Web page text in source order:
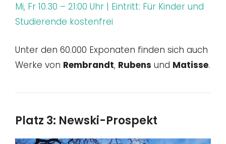
Mi, Fr 10.30 – 21:00 Uhr | Eintritt: Für Kinder und
Studierende kostenfrei
Unter den 60.000 Exponaten finden sich auch
Werke von Rembrandt, Rubens und Matisse.
Platz 3: Newski-Prospekt